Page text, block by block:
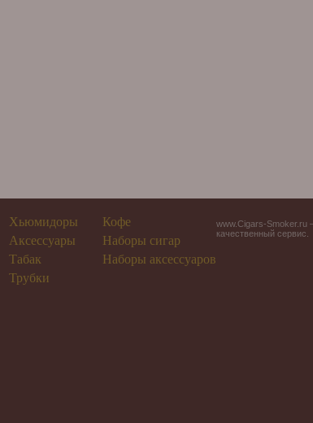
Хьюмидоры
Аксессуары
Табак
Трубки
Кофе
Наборы сигар
Наборы аксессуаров
www.Cigars-Smoker.ru
качественный сервис.